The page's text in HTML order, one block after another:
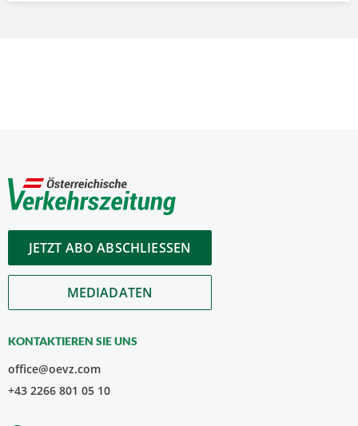
JETZT ABO ABSCHLIESSEN
MEDIADATEN
KONTAKTIEREN SIE UNS
office@oevz.com
+43 2266 801 05 10